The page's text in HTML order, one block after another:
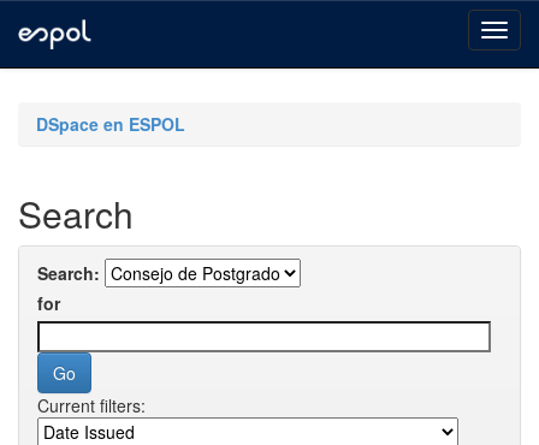
navigationDSpace en ESPOL
Search
Search:
for
Current filters: